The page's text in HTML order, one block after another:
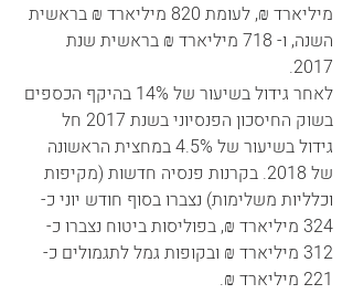
מיליארד ₪, לעומת 820 מיליארד ₪ בראשית
השנה, ו- 718 מיליארד ₪ בראשית שנת
2017.
לאחר גידול בשיעור של 14% בהיקף הכספים
בשוק החיסכון הפנסיוני בשנת 2017 חל
גידול בשיעור של 4.5% במחצית הראשונה
של 2018. בקרנות פנסיה חדשות (מקיפות
וכלליות משלימות) נצברו בסוף חודש יוני כ-
324 מיליארד ₪, בפוליסות ביטוח נצברו כ-
312 מיליארד ₪ ובקופות גמל לתגמולים כ-
221 מיליארד ₪.